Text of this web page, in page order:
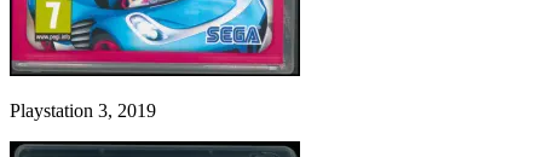
Playstation 3, 2019